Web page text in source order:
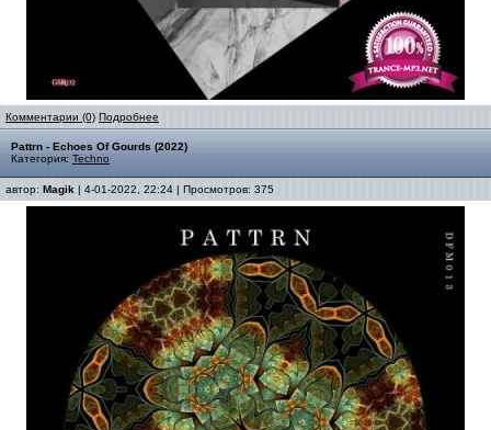
Комментарии (0) Подробнее
Pattrn - Echoes Of Gourds (2022)
Категория: Techno
автор: Magik | 4-01-2022, 22:24 | Просмотров: 375